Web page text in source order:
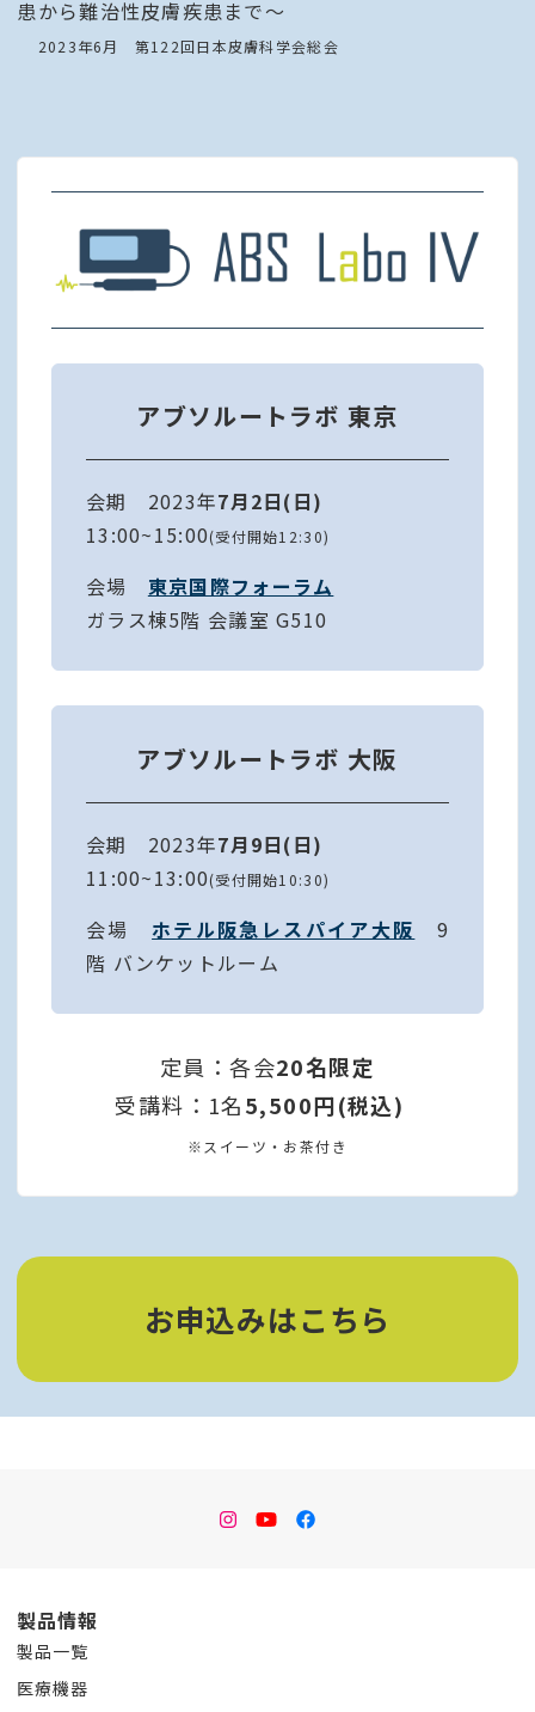
患から難治性皮膚疾患まで～
2023年6月 第122回日本皮膚科学会総会
アブソルートラボ 東京
会期 2023年7月2日(日)
13:00~15:00(受付開始12:30)
会場 東京国際フォーラム
ガラス棟5階 会議室 G510
アブソルートラボ 大阪
会期 2023年7月9日(日)
11:00~13:00(受付開始10:30)
会場 ホテル阪急レスパイア大阪 9
階 バンケットルーム
定員：各会20名限定
受講料：1名5,500円(税込)
※スイーツ・お茶付き
お申込みはこちら
instagram
Youtubefacebook
製品情報
製品一覧
医療機器